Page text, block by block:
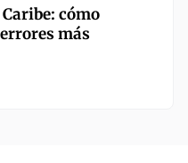
cómo
más